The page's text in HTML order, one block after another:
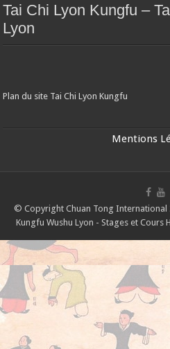
Tai Chi Lyon Kungfu –
Lyon
Plan du site Tai Chi Lyon Kungfu
Mentions
© Copyright Chuan Tong International
Kungfu Wushu Lyon - Stages et Cours